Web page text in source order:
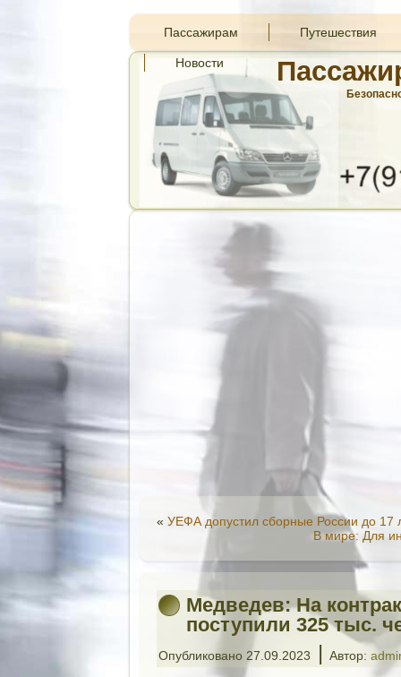
Пассажирам Путешествия
Новости
« УЕФА допустил сборные России до 17
В мире: Для
Медведев: На
поступили 325 тыс.
Опубликовано 27.09.2023 | Автор: